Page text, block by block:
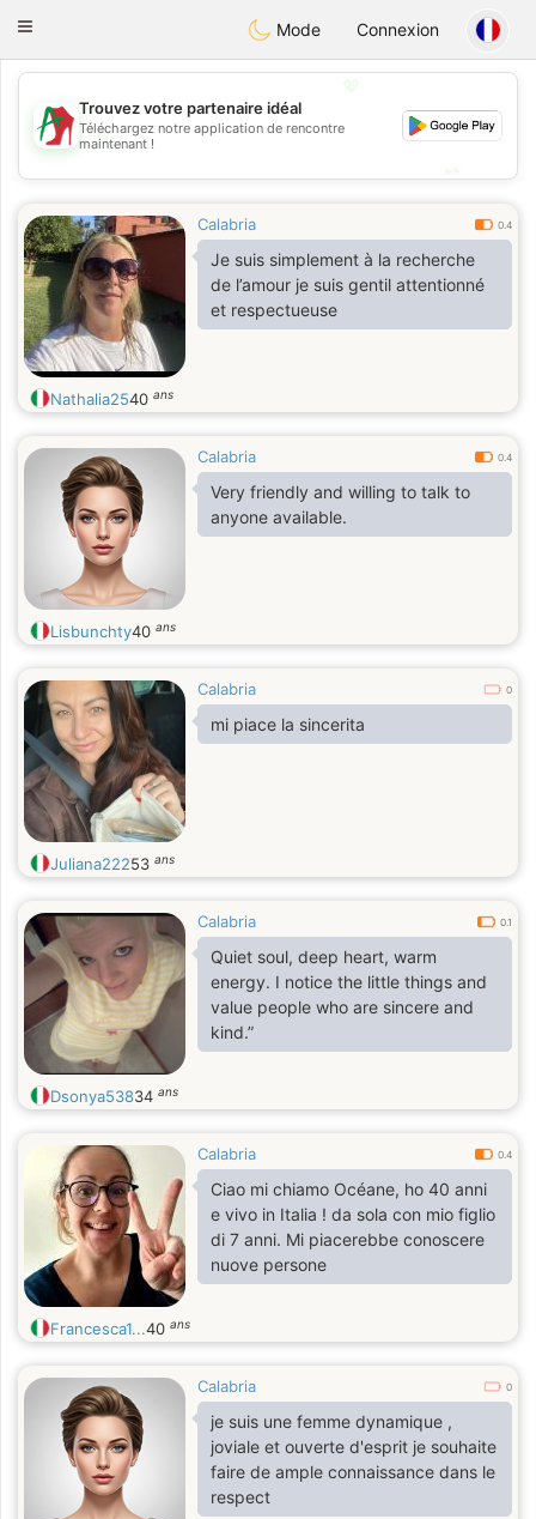
AmamiOra
Toggle
Mode Connexion
💖
💕
Trouvez votre partenaire idéal
Téléchargez notre application de rencontre
maintenant !
Calabria 0.4
Je suis simplement à la recherche
de l’amour je suis gentil attentionné
et respectueuse
Nathalia2540 ans
Calabria 0.4
Very friendly and willing to talk to
anyone available.
Lisbunchty40 ans
Calabria 0
mi piace la sincerita
Juliana22253 ans
Calabria 0.1
Quiet soul, deep heart, warm
energy. I notice the little things and
value people who are sincere and
kind.”
Dsonya53834 ans
Calabria 0.4
Ciao mi chiamo Océane, ho 40 anni
e vivo in Italia ! da sola con mio figlio
di 7 anni. Mi piacerebbe conoscere
nuove persone
Francesca1...40 ans
Calabria 0
je suis une femme dynamique ,
joviale et ouverte d'esprit je souhaite
faire de ample connaissance dans le
respect